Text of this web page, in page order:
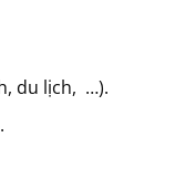
du lịch, …).